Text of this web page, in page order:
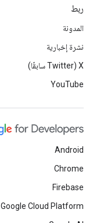
ربط
المدونة
نشرة إخبارية
‫X ‏(Twitter سابقًا)
YouTube
Android
Chrome
Firebase
Google Cloud Platform